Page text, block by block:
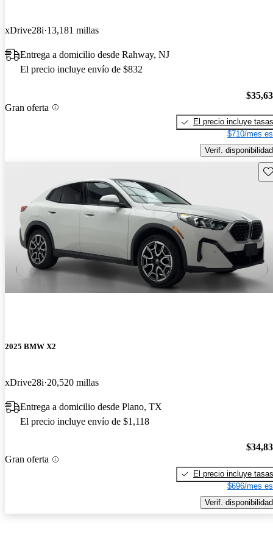
xDrive28i 13,181 millas
Entrega a domicilio desde Rahway, NJ
El precio incluye envío de $832
Gran oferta
El precio incluye tasas
$710/mes
Verif. disponibilidad
2025 BMW X2
xDrive28i 20,520 millas
Entrega a domicilio desde Plano, TX
El precio incluye envío de $1,118
Gran oferta
El precio incluye tasas
$696/mes
Verif. disponibilidad